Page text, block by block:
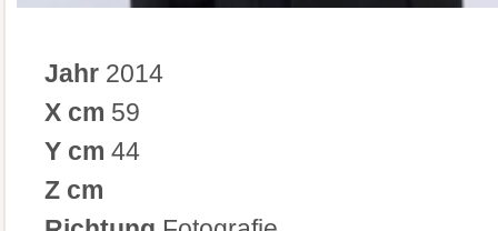
Jahr 2014
X cm 59
Y cm 44
Z cm